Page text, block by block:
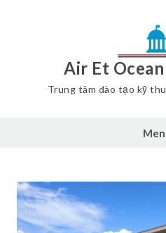
Air Et
Trung tâm đào tạo kỹ